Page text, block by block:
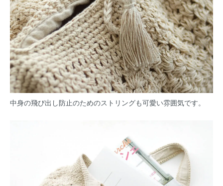
中身の飛び出し防止のためのストリングも可愛い雰囲気です。